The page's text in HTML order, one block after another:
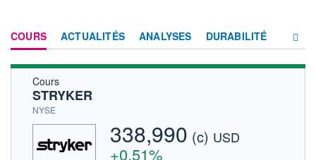
COURS ACTUALITÉS ANALYSES DURABILITÉ
PRODUITS DE BOURSE
Cours
STRYKER
NYSE
338,990 (c) USD
+0,51%